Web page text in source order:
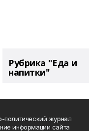
Рубрика "Еда и
напитки"
политический журнал
информации сайта